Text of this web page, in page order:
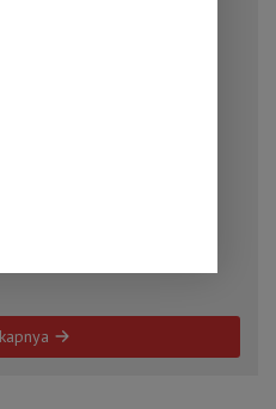
Penggalangan Dana